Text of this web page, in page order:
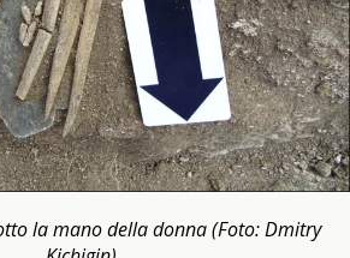
la mano della donna (Foto: Dmitry